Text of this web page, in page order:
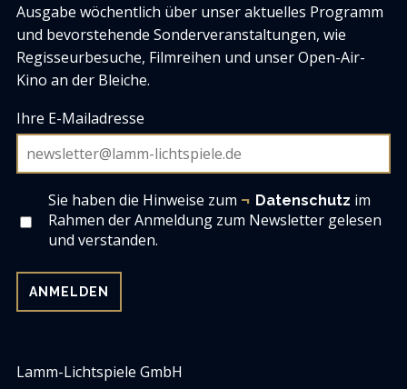
Lamm-Lichtspiele GmbH
Ausgabe wöchentlich über unser aktuelles Programm
und bevorstehende Sonderveranstaltungen, wie
Regisseurbesuche, Filmreihen und unser Open-Air-
Kino an der Bleiche.
Ihre E-Mailadresse
Sie haben die Hinweise zum Datenschutz im
Rahmen der Anmeldung zum Newsletter gelesen
und verstanden.